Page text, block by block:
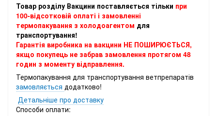
Товар розділу Вакцини поставляється тільки при
100-відсотковій оплаті і замовленні
термопакування з холодоагентом для
транспортування!
Гарантія виробника на вакцини НЕ ПОШИРЮЄТЬСЯ,
якщо покупець не забрав замовлення протягом 48
годин з моменту відправлення.
Термопакування для транспортування ветпрепаратів
замовляється додатково!
Детальніше про доставку
Способи оплати: